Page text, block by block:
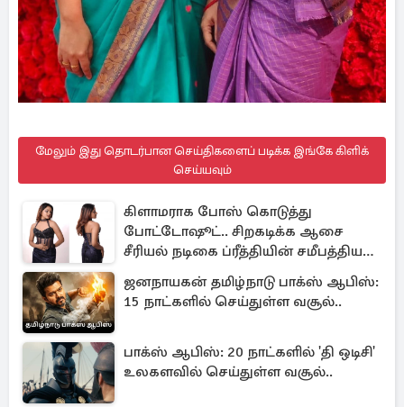
மேலும் இது தொடர்பான செய்திகளைப் படிக்க இங்கே கிளிக்
செய்யவும்
கிளாமராக போஸ் கொடுத்து
போட்டோஷூட்.. சிறகடிக்க ஆசை
சீரியல் நடிகை ப்ரீத்தியின் சமீபத்திய
புகைப்படங்கள்
ஜனநாயகன் தமிழ்நாடு பாக்ஸ் ஆபிஸ்:
15 நாட்களில் செய்துள்ள வசூல்..
பாக்ஸ் ஆபிஸ்: 20 நாட்களில் 'தி ஒடிசி'
உலகளவில் செய்துள்ள வசூல்..